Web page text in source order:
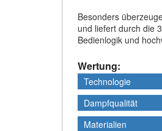
Besonders
und liefert durch die
Bedienlogik und
Wertung:
Technologie
Technologie
Dampfqualität
Dampfqualität
Materialien
Materialien